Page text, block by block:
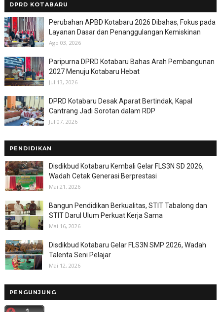
DPRD KOTABARU
Perubahan APBD Kotabaru 2026 Dibahas, Fokus pada
Layanan Dasar dan Penanggulangan Kemiskinan
Ago 03, 2026
Paripurna DPRD Kotabaru Bahas Arah Pembangunan
2027 Menuju Kotabaru Hebat
Jul 13, 2026
DPRD Kotabaru Desak Aparat Bertindak, Kapal
Cantrang Jadi Sorotan dalam RDP
Jul 07, 2026
PENDIDIKAN
Disdikbud Kotabaru Kembali Gelar FLS3N SD 2026,
Wadah Cetak Generasi Berprestasi
Mai 21, 2026
Bangun Pendidikan Berkualitas, STIT Tabalong dan
STIT Darul Ulum Perkuat Kerja Sama
Mai 16, 2026
Disdikbud Kotabaru Gelar FLS3N SMP 2026, Wadah
Talenta Seni Pelajar
Mai 12, 2026
PENGUNJUNG